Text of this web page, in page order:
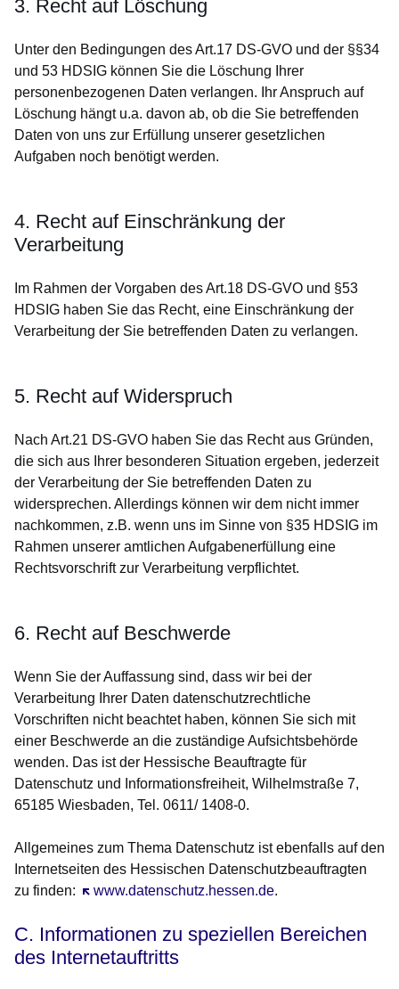
3. Recht auf Löschung
Unter den Bedingungen des Art.17 DS-GVO und der §§34
und 53 HDSIG können Sie die Löschung Ihrer
personenbezogenen Daten verlangen. Ihr Anspruch auf
Löschung hängt u.a. davon ab, ob die Sie betreffenden
Daten von uns zur Erfüllung unserer gesetzlichen
Aufgaben noch benötigt werden.
4. Recht auf Einschränkung der
Verarbeitung
Im Rahmen der Vorgaben des Art.18 DS-GVO und §53
HDSIG haben Sie das Recht, eine Einschränkung der
Verarbeitung der Sie betreffenden Daten zu verlangen.
5. Recht auf Widerspruch
Nach Art.21 DS-GVO haben Sie das Recht aus Gründen,
die sich aus Ihrer besonderen Situation ergeben, jederzeit
der Verarbeitung der Sie betreffenden Daten zu
widersprechen. Allerdings können wir dem nicht immer
nachkommen, z.B. wenn uns im Sinne von §35 HDSIG im
Rahmen unserer amtlichen Aufgabenerfüllung eine
Rechtsvorschrift zur Verarbeitung verpflichtet.
6. Recht auf Beschwerde
Wenn Sie der Auffassung sind, dass wir bei der
Verarbeitung Ihrer Daten datenschutzrechtliche
Vorschriften nicht beachtet haben, können Sie sich mit
einer Beschwerde an die zuständige Aufsichtsbehörde
wenden. Das ist der Hessische Beauftragte für
Datenschutz und Informationsfreiheit, Wilhelmstraße 7,
65185 Wiesbaden, Tel. 0611/ 1408-0.
Allgemeines zum Thema Datenschutz ist ebenfalls auf den
Internetseiten des Hessischen Datenschutzbeauftragten
zu finden:
www.datenschutz.hessen.de
Öffnet sich in einem neuen Fenster
.
C. Informationen zu speziellen Bereichen
des Internetauftritts